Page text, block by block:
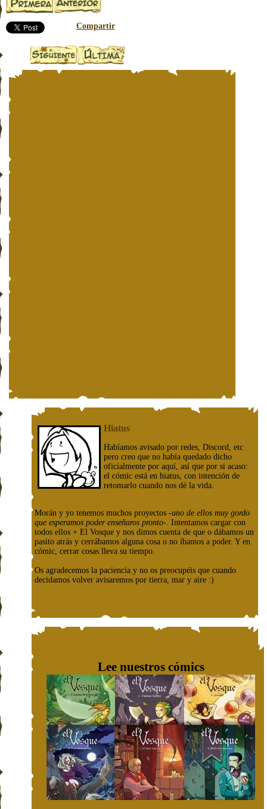
Compartir
Hiatus
Habíamos avisado por redes, Discord, etc
pero creo que no había quedado dicho
oficialmente por aquí, así que por si acaso:
el cómic está en hiatus, con intención de
retomarlo cuando nos dé la vida.
Morán y yo tenemos muchos proyectos -uno de ellos muy gordo
que esperamos poder enseñaros pronto-. Intentamos cargar con
todos ellos + El Vosque y nos dimos cuenta de que o dábamos un
pasito atrás y cerrábamos alguna cosa o no íbamos a poder. Y en
cómic, cerrar cosas lleva su tiempo.
Os agradecemos la paciencia y no os preocupéis que cuando
decidamos volver avisaremos por tierra, mar y aire :)
Lee nuestros cómics